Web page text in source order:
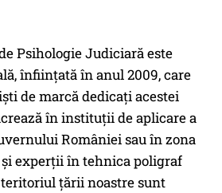
Psihologie Judiciară este
înființată în anul 2009, care
de marcă dedicați acestei
în instituţii de aplicare a
României sau în zona
experții în tehnica poligraf
teritoriul țării noastre sunt